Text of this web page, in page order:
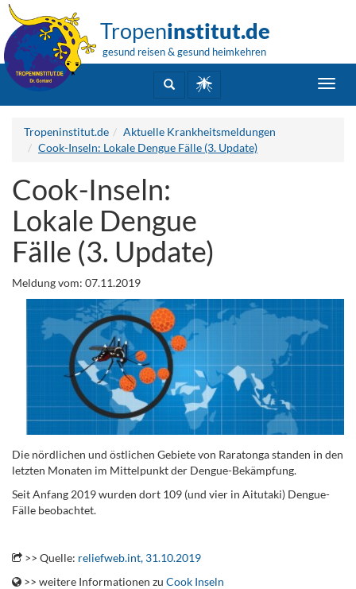
Tropeninstitut.de
gesund reisen & gesund heimkehren
Tropeninstitut.de
Aktuelle Krankheitsmeldungen
Cook-Inseln: Lokale Dengue Fälle (3. Update)
Cook-Inseln:
Lokale Dengue
Fälle (3. Update)
Meldung vom: 07.11.2019
Die nördlichen und östlichen Gebiete von Raratonga standen in den
letzten Monaten im Mittelpunkt der Dengue-Bekämpfung.
Seit Anfang 2019 wurden dort 109 (und vier in Aitutaki) Dengue-
Fälle beobachtet.
>> Quelle: reliefweb.int, 31.10.2019
>> weitere Informationen zu Cook Inseln